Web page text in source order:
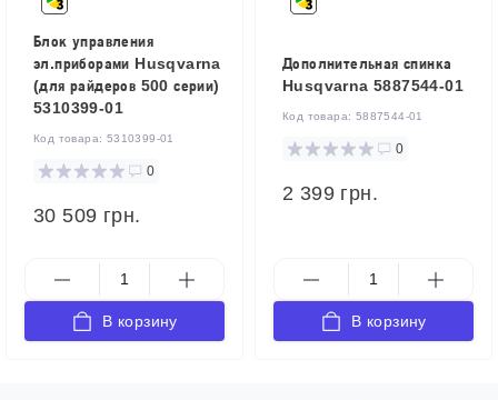
Блок управления
эл.приборами Husqvarna
(для райдеров 500 серии)
5310399-01
Код товара: 5310399-01
0
30 509 грн.
В корзину
Дополнительная спинка
Husqvarna 5887544-01
Код товара: 5887544-01
0
2 399 грн.
В корзину